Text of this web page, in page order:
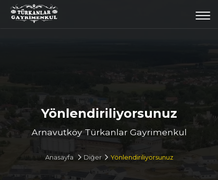
Yönlendiriliyorsunuz
Arnavutköy Türkanlar Gayrimenkul
Anasayfa Diğer Yönlendiriliyorsunuz